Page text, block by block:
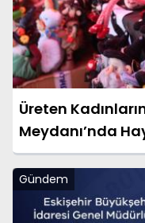
Üreten
Meydanı’nda
Gündem